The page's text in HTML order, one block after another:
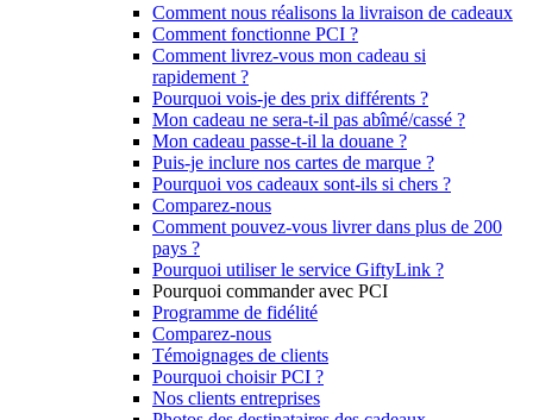
Comment nous réalisons la livraison de cadeaux
Comment fonctionne PCI ?
Comment livrez-vous mon cadeau si
rapidement ?
Pourquoi vois-je des prix différents ?
Mon cadeau ne sera-t-il pas abîmé/cassé ?
Mon cadeau passe-t-il la douane ?
Puis-je inclure nos cartes de marque ?
Pourquoi vos cadeaux sont-ils si chers ?
Comparez-nous
Comment pouvez-vous livrer dans plus de 200
pays ?
Pourquoi utiliser le service GiftyLink ?
Pourquoi commander avec PCI
Programme de fidélité
Comparez-nous
Témoignages de clients
Pourquoi choisir PCI ?
Nos clients entreprises